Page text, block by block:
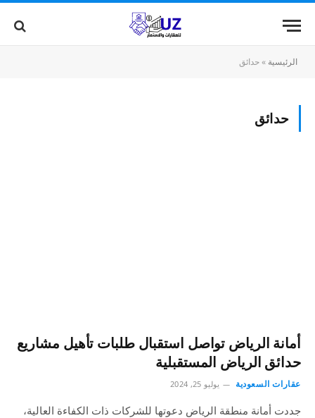
الرئيسية »حدائق
حدائق
أمانة الرياض تواصل استقبال طلبات تأهيل مشاريع
حدائق الرياض المستقبلية
عقارات السعودية يوليو 25, 2024
جددت أمانة منطقة الرياض دعوتها للشركات ذات الكفاءة العالية،